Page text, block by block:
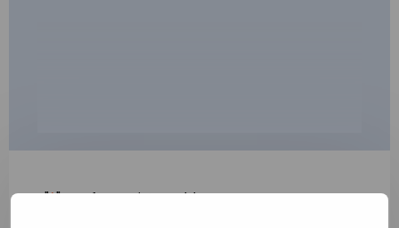
"*" geeft vereiste velden aan